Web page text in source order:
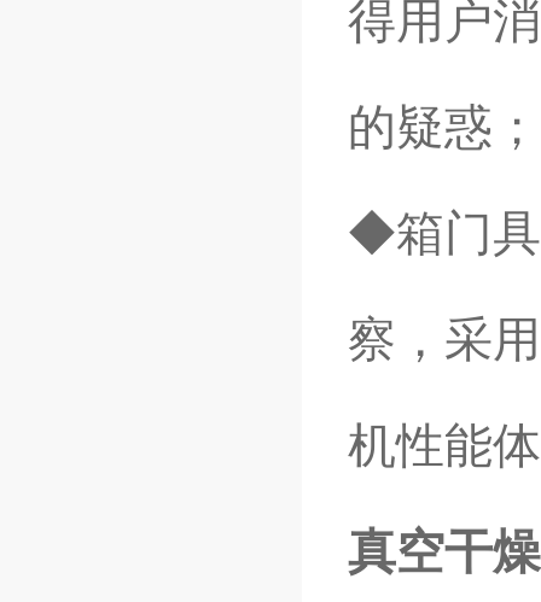
得用户
的疑惑；
◆箱门具
察，采
机性能
真空干